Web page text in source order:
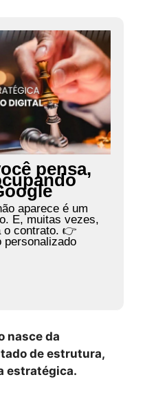
pensa,
aparece é um
E, muitas vezes,
o contrato. 👉
personalizado
nasce da
de estrutura,
estratégica.